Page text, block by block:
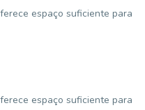
espaço suficiente para
espaço suficiente para